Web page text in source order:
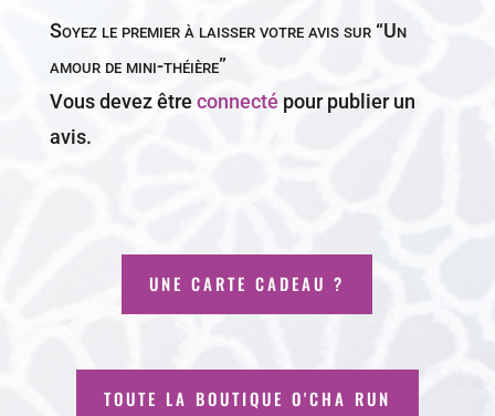
Soyez le premier à laisser votre avis sur “Un
amour de mini-théière”
Vous devez êtreconnecté pour publier un
avis.
UNE CARTE CADEAU ?
TOUTE LA BOUTIQUE O'CHA RUN